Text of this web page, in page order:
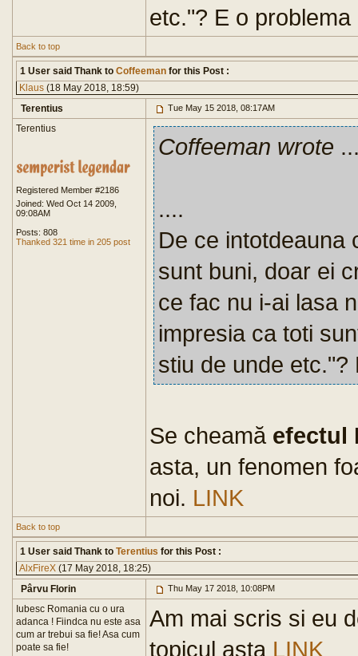
etc."? E o
Back to top
1 User said Thank to Coffeeman for this Post :
Klaus (18 May 2018, 18:59)
Terentius
Tue May 15 2018, 08:17AM
Terentius
Registered Member #2186
Joined: Wed Oct 14 2009,
09:08AM
Posts: 808
Thanked 321 time in 205 post
Coffeeman wrote
....
De ce intotdeauna
sunt buni, doar ei
ce fac nu i-ai lasa
impresia ca toti
stiu de unde etc."?
Se cheamă efectul
asta, un fenomen
noi. LINK
Back to top
1 User said Thank to Terentius for this Post :
AlxFireX (17 May 2018, 18:25)
Pârvu Florin
Thu May 17 2018, 10:08PM
Iubesc Romania cu o ura
adanca ! Fiindca nu este asa
cum ar trebui sa fie! Asa cum
poate sa fie!
Am mai scris si eu
topicul asta LINK